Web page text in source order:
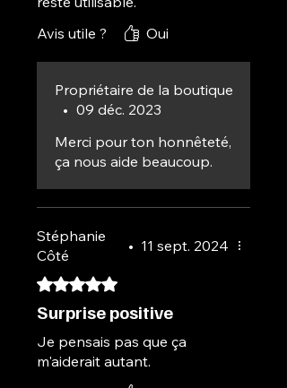
Avis utile ?
Oui
Propriétaire de la boutique
• 09 déc. 2023
Merci pour ton honnêteté,
ça nous aide beaucoup.
Stéphanie
Côté
• 11 sept. 2024
Noté 5 sur 5.
Surprise positive
Je pensais pas que ça
m'aiderait autant.